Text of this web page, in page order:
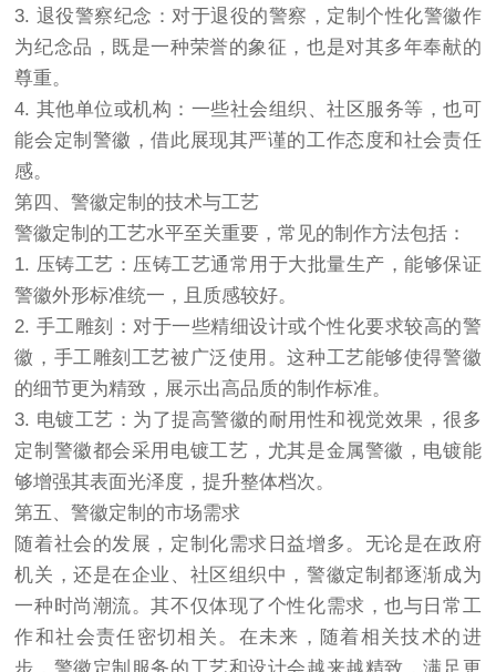
3. 退役警察纪念：对于退役的警察，定制个性化警徽作
为纪念品，既是一种荣誉的象征，也是对其多年奉献的
尊重。
4. 其他单位或机构：一些社会组织、社区服务等，也可
能会定制警徽，借此展现其严谨的工作态度和社会责任
感。
第四、警徽定制的技术与工艺
警徽定制的工艺水平至关重要，常见的制作方法包括：
1. 压铸工艺：压铸工艺通常用于大批量生产，能够保证
警徽外形标准统一，且质感较好。
2. 手工雕刻：对于一些精细设计或个性化要求较高的警
徽，手工雕刻工艺被广泛使用。这种工艺能够使得警徽
的细节更为精致，展示出高品质的制作标准。
3. 电镀工艺：为了提高警徽的耐用性和视觉效果，很多
定制警徽都会采用电镀工艺，尤其是金属警徽，电镀能
够增强其表面光泽度，提升整体档次。
第五、警徽定制的市场需求
随着社会的发展，定制化需求日益增多。无论是在政府
机关，还是在企业、社区组织中，警徽定制都逐渐成为
一种时尚潮流。其不仅体现了个性化需求，也与日常工
作和社会责任密切相关。在未来，随着相关技术的进